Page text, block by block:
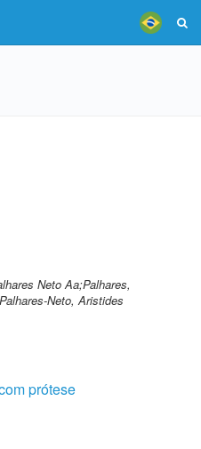
Neto Aa;Palhares,
Neto, Aristides
prótese